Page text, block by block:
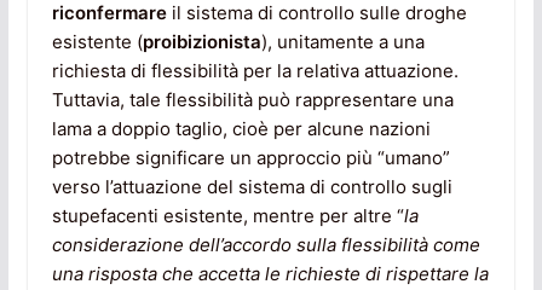
riconfermareil sistema di controllo sulle droghe
esistente (proibizionista), unitamente a una
richiesta di flessibilità per la relativa attuazione.
Tuttavia, tale flessibilità può rappresentare una
lama a doppio taglio, cioè per alcune nazioni
potrebbe significare un approccio più “umano”
verso l’attuazione del sistema di controllo sugli
stupefacenti esistente, mentre per altre “la
considerazione dell’accordo sulla flessibilità come
una risposta che accetta le richieste di rispettare la